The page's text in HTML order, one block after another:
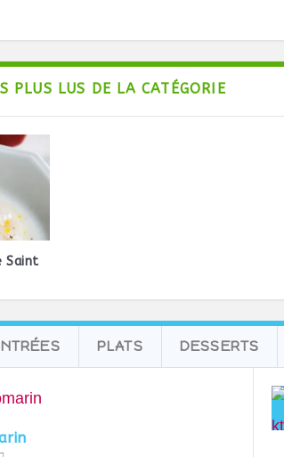
PLUS LUS DE LA CATÉGORIE
Saint
PLATS DESSERTS